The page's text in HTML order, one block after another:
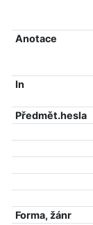
Anotace
In
Předmět.hesla
Forma, žánr